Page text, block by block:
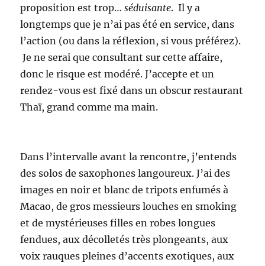
proposition est trop…séduisante. Il y a
longtemps que je n’ai pas été en service, dans
l’action (ou dans la réflexion, si vous préférez).
Je ne serai que consultant sur cette affaire,
donc le risque est modéré. J’accepte et un
rendez-vous est fixé dans un obscur restaurant
Thaï, grand comme ma main.
Dans l’intervalle avant la rencontre, j’entends
des solos de saxophones langoureux. J’ai des
images en noir et blanc de tripots enfumés à
Macao, de gros messieurs louches en smoking
et de mystérieuses filles en robes longues
fendues, aux décolletés très plongeants, aux
voix rauques pleines d’accents exotiques, aux